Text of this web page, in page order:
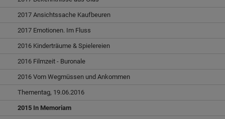
Diese Website nutzt Matomo Analytics für die Auswertung der
Seitenaufrufe als Statistik. Die hierdurch gespeicherten Daten werden
Übertragung an Dritte erfolgt nicht. Wir verwenden die Funktion
wird und nicht mehr Ihrem Besuch auf unserer Internetseite zugeordnet
werden kann.
YouTube / Vimeo
Videos werden über die Plattformen YouTube oder Vimeo eingebunden.
bewirkt laut YouTube, dass YouTube keine Informationen über die
2017 Ansichtssache Kaufbeuren
2017 Emotionen. Im Fluss
2016 Kinderträume & Spielereien
2016 Filmzeit - Buronale
2016 Vom Wegmüssen und Ankommen
Thementag, 19.06.2016
2015 In Memoriam